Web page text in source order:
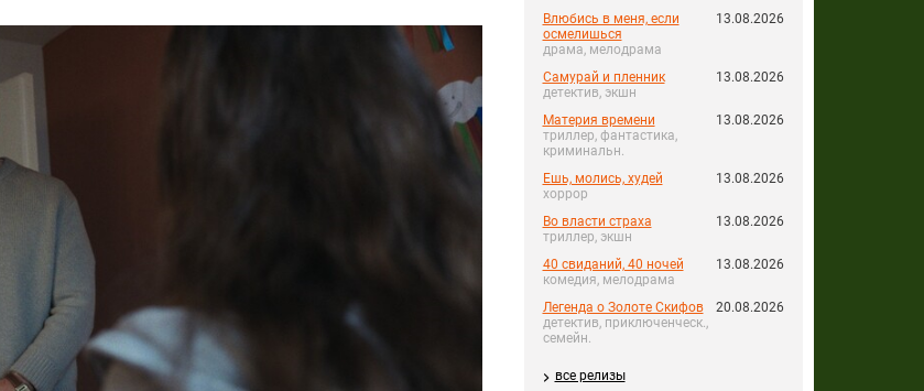
Влюбись в меня, если
осмелишься
драма, мелодрама
13.08.2026
Самурай и пленник
детектив, экшн
13.08.2026
Материя времени
триллер, фантастика,
криминальн.
13.08.2026
Ешь, молись, худей
хоррор
13.08.2026
Во власти страха
триллер, экшн
13.08.2026
40 свиданий, 40 ночей
комедия, мелодрама
13.08.2026
Легенда о Золоте Скифов
детектив, приключенческ.,
семейн.
20.08.2026
все релизы